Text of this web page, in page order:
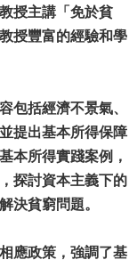
授主講「免於貧
授豐富的經驗和學
包括經濟不景氣、
提出基本所得保障
本所得實踐案例，
探討資本主義下的
決貧窮問題。
應政策，強調了基